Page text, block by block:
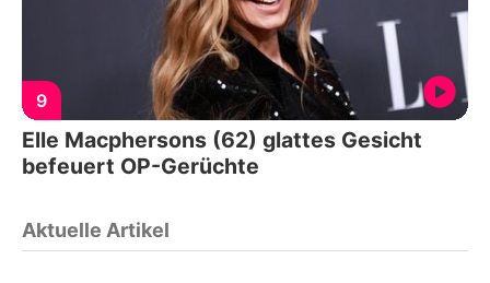
9
Elle Macphersons (62) glattes Gesicht
befeuert OP-Gerüchte
Aktuelle Artikel